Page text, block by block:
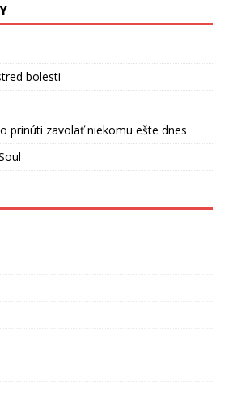
bolesti
prinúti zavolať niekomu ešte dnes